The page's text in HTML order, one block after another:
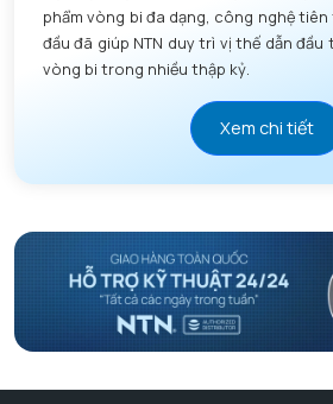
phẩm vòng bi đa dạng, công nghệ
đầu đã giúp NTN duy trì vị thế dẫn
vòng bi trong nhiều thập kỷ.
Xem chi tiết